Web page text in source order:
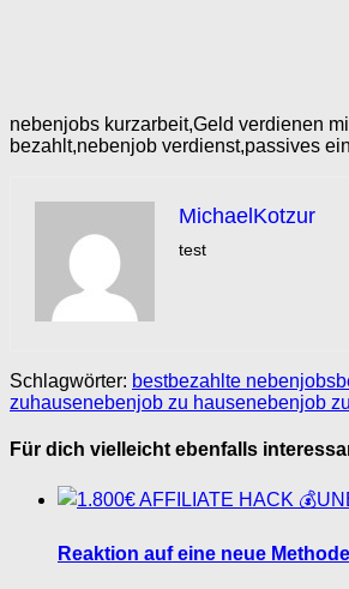
nebenjobs kurzarbeit,Geld verdienen
bezahlt,nebenjob verdienst,passives
MichaelKotzur
test
Schlagwörter: bestbezahlte nebenjobs
zuhausenebenjob zu hausenebenjob
Für dich vielleicht ebenfalls
Reaktion auf eine neue